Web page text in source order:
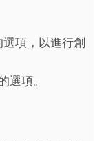
項，以進行創
選項。